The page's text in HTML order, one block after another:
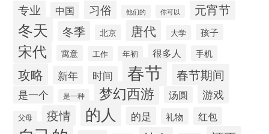
专业 中国 习俗 他们的 你可以 元宵节
冬天 冬季 北京 唐代 大学 孩子
宋代 寓意 工作 年初 很多人 手机
攻略 新年 时间 春节 春节期间
是一个 是一种 梦幻西游 汤圆 游戏
父母 疫情 的人 的是 礼物 红包